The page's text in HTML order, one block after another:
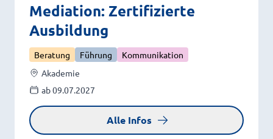
Mediation: Zertifizierte
Ausbildung
Beratung Führung
Kommunikation
Akademie
ab 09.07.2027
Alle Infos